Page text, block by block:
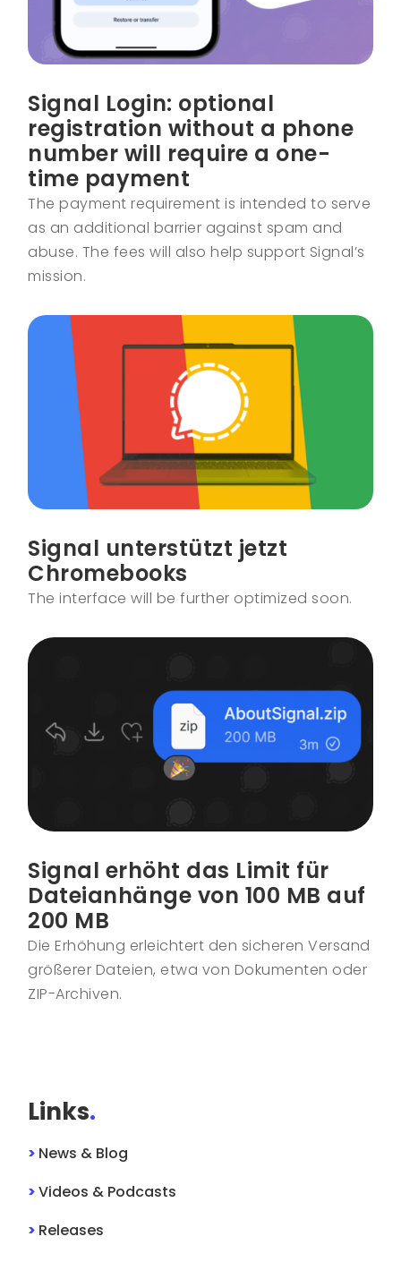
Signal Login: optional
registration without a phone
number will require a one-
time payment
The payment requirement is intended to serve
as an additional barrier against spam and
abuse. The fees will also help support Signal’s
mission.
Signal unterstützt jetzt
Chromebooks
The interface will be further optimized soon.
Signal erhöht das Limit für
Dateianhänge von 100 MB auf
200 MB
Die Erhöhung erleichtert den sicheren Versand
größerer Dateien, etwa von Dokumenten oder
ZIP-Archiven.
Links.
> News & Blog
>Videos & Podcasts
> Releases